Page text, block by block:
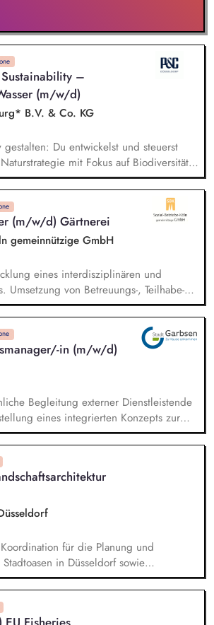
–
(m/w/d)
B.V. & Co. KG
gestalten: Du entwickelst und steuerst
mit Fokus auf Biodiversität
Auswirkungen unserer
auf natürliche Ökosysteme gezielt zu
Chancen analysieren: Du
naturbezogene Auswirkungen,
entlang unserer gesamten
und leitest daraus wirksame Maßnahmen
Du definierst klare Ziele,
und setzt diese in enger
den relevanten Fachbereichen
(m/w/d) Gärtnerei
gemeinnützige GmbH
eines interdisziplinären und
Umsetzung von Betreuungs-, Teilhabe-
für Menschen mit Beeinträchtigung.
in enger Abstimmung
Leitungsteams.
mit Schwerpunkt auf Klimaschutz
der
in der Baumpflege sowie im
von Freiflächen und Bepflanzungen
Standorten in Köln. Aktive Akquise von
von Bestandskunden.
in (m/w/d)
Begleitung externer Dienstleistende
eines integrierten Konzepts zur
und für Natürlichen
klimatischer Risiken und Betroffenheiten
Hitze, Starkregen, Trockenheit).
Handlungsfelder der
eines Maßnahmenkatalogs mit
von Umsetzungsstrategien.
als Querschnittsaufgabe in
und Strukturen.
für die Planung und
in Düsseldorf sowie
Konzeptes mit dem Ziel
Sinne der Klimaanpassung und
von ökologischen Räumen mit